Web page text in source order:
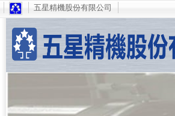
五星精機股份有限公司